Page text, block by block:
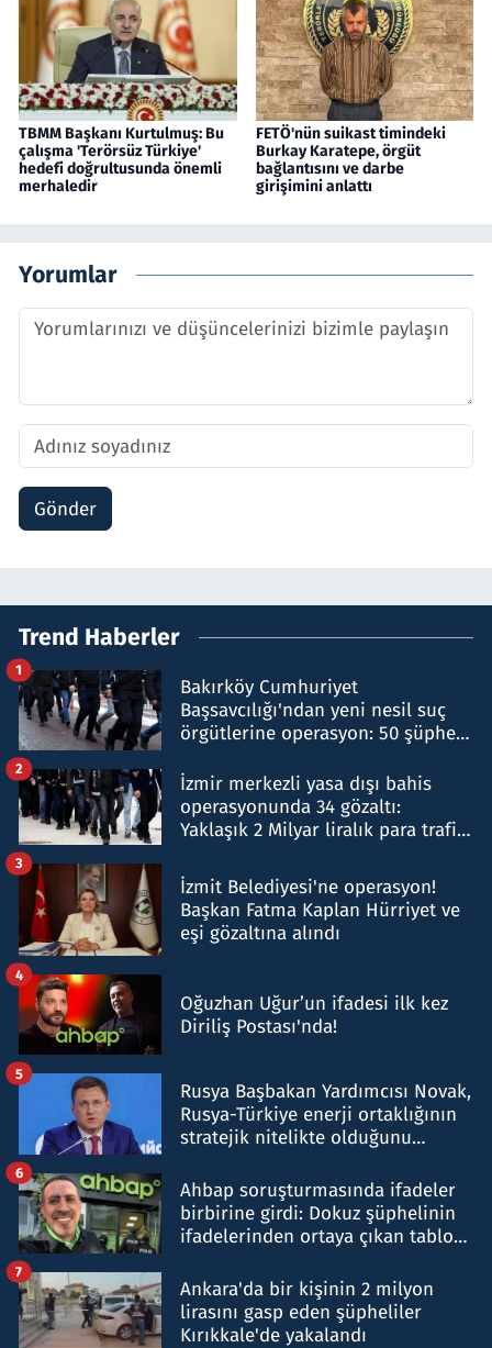
TBMM Başkanı Kurtulmuş: Bu
çalışma 'Terörsüz Türkiye'
hedefi doğrultusunda önemli
merhaledir
FETÖ'nün suikast timindeki
Burkay Karatepe, örgüt
bağlantısını ve darbe
girişimini anlattı
Yorumlar
Gönder
Trend Haberler
Bakırköy Cumhuriyet
Başsavcılığı'ndan yeni nesil suç
örgütlerine operasyon: 50 şüpheli
1
İzmir merkezli yasa dışı bahis
operasyonunda 34 gözaltı:
Yaklaşık 2 Milyar liralık para trafiği
2
İzmit Belediyesi'ne operasyon!
Başkan Fatma Kaplan Hürriyet ve
eşi gözaltına alındı
3
Oğuzhan Uğur’un ifadesi ilk kez
Diriliş Postası'nda!
4
Rusya Başbakan Yardımcısı Novak,
Rusya-Türkiye enerji ortaklığının
stratejik nitelikte olduğunu
5
Ahbap soruşturmasında ifadeler
birbirine girdi: Dokuz şüphelinin
ifadelerinden ortaya çıkan tablo
6
Ankara'da bir kişinin 2 milyon
lirasını gasp eden şüpheliler
Kırıkkale'de yakalandı
7